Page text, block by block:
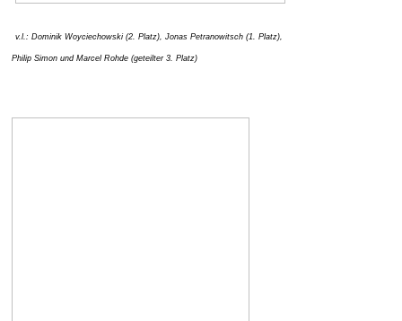
v.l.: Dominik Woyciechowski (2. Platz), Jonas Petranowitsch (1. Platz),
Philip Simon und Marcel Rohde (geteilter 3. Platz)